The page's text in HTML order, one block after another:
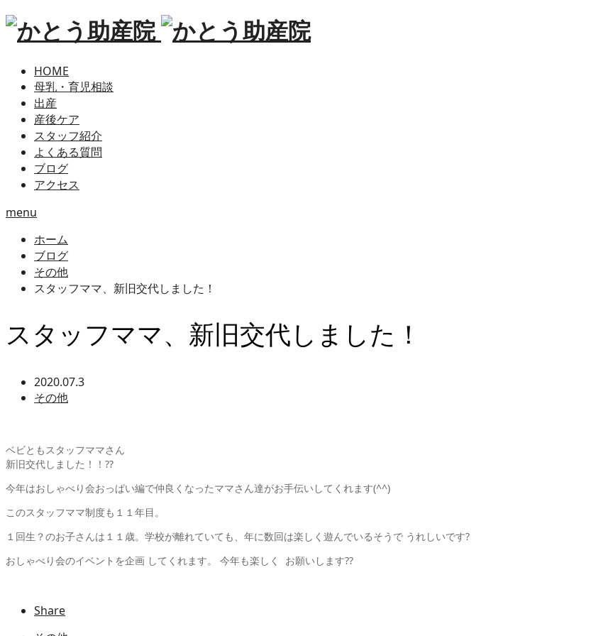
HOME
母乳・育児相談
出産
産後ケア
スタッフ紹介
よくある質問
ブログ
アクセス
menu
ホーム
ブログ
その他
スタッフママ、新旧交代しました！
スタッフママ、新旧交代しました！
2020.07.3
その他
ベビともスタッフママさん
新旧交代しました！！??
今年はおしゃべり会おっぱい編で仲良くなったママさん達がお手伝いしてくれます(^^)
このスタッフママ制度も１１年目。
１回生？のお子さんは１１歳。学校が離れていても、年に数回は楽しく遊んでいるそうで うれしいです?
おしゃべり会のイベントを企画 してくれます。 今年も楽しく お願いします??
Share